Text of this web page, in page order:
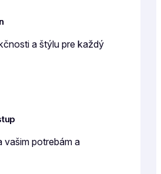
a štýlu pre každý
vašim potrebám a